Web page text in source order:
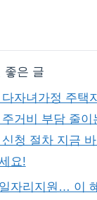
좋은 글
자녀가정 주택
거비 부담 줄이
청 절차 지금
요!
자리지원… 이